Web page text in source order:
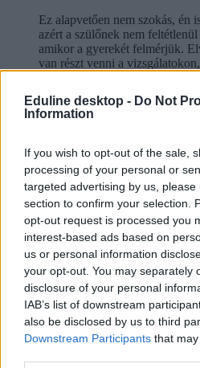
Eduline desktop - Do Not
Information
If you wish to opt-out of the sale,
processing of your personal or
targeted advertising by us,
section to confirm your selection.
opt-out request is processed you
interest-based ads based on
us or personal information
your opt-out. You may separately
disclosure of your personal
IAB’s list of downstream
also be disclosed by us to third
Downstream Participants that
Ez alapvetően nem szokás, én
azért a szülőnek nem
amikor a gyerekét felmérjük.
van részt venni a
nagyon sokszor máshogy
szülő jelenlétében
– tette hozzá a szakszolgálat
szülő mégis bemegy, abban az
Vagy sokkal rosszabb teljesítményt
megerősítést keresnek a szüleiktől,
eredményekhez vezet. De persze van
nem hajlandó az édesanyja vagy az
ilyenkor nincsen másik opció.
Számít a szülő véleménye
Amellett, hogy a gyerekeket
szoktak fogalmazni kérdéseket a
„Anamnézist szoktunk felvenni,
Problémamentes, vagy problémás
merültek fel. Hogyan zajlott az